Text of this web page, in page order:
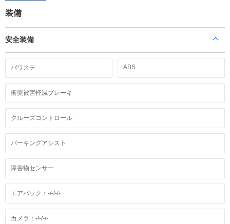
装備
安全装備
パワステ ABS
衝突被害軽減ブレーキ
クルーズコントロール
パーキングアシスト
障害物センサー
エアバック：-/-/-/-
カメラ：-/-/-/-